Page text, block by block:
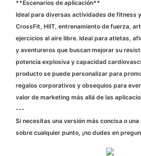
**Escenarios de aplicación**
Ideal para diversas actividades de fitness
CrossFit, HIIT, entrenamiento de fuerza,
ejercicios al aire libre. Ideal para atletas,
y aventureros que buscan mejorar su
potencia explosiva y capacidad
producto se puede personalizar para
regalos corporativos y obsequios para
valor de marketing más allá de las
---
Si necesitas una versión más concisa o
sobre cualquier punto, ¡no dudes en